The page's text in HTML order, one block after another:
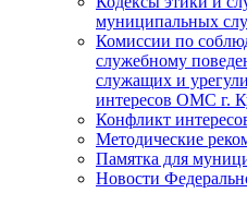
муниципальных
Комиссии по
служебному
служащих и
интересов ОМС г.
Конфликт
Методические
Памятка для
Новости